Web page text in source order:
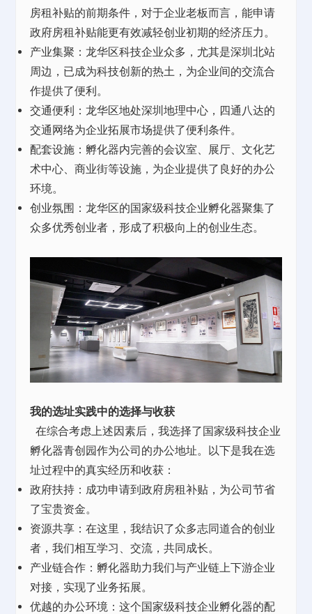
房租补贴的前期条件 ， 对于企业老板而言，能申请
政府房租补贴能更有效减轻创业初期的经济压力。
产业集聚：龙华区科技企业众多，尤其是深圳北站
周边，已成为科技创新的热土，为企业间的交流合
作提供了便利。
交通便利：龙华区地处深圳地理中心，四通八达的
交通网络为企业拓展市场提供了便利条件。
配套设施：孵化器内完善的会议室、展厅、文化艺
术中心、商业街等设施，为企业提供了良好的办公
环境。
创业氛围：龙华区的国家级科技企业孵化器聚集了
众多优秀创业者，形成了积极向上的创业生态。
我的选址实践中的选择与收获
在综合考虑上述因素后，我选择了 国家级科技企业
孵化器青创园作为公司的办公地址。以下是我在选
址过程中的真实经历和收获：
政府扶持：成功申请到政府房租补贴，为公司节省
了宝贵资金。
资源共享：在这里，我结识了众多志同道合的创业
者，我们相互学习、交流，共同成长。
产业链合作：孵化器助力我们与产业链上下游企业
对接，实现了业务拓展。
优越的办公环境：这个国家级科技企业孵化器的配